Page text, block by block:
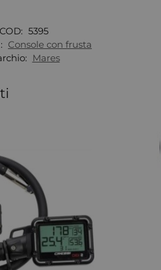
COD: 5395
Console con frusta
Mares